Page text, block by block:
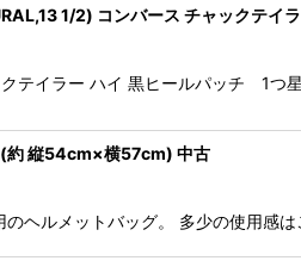
1/2) コンバース チャックテイ
テイラー ハイ 黒ヒールパッチ 1つ
(約 縦54cm×横57cm) 中古
ヘルメットバッグ。 多少の使用感